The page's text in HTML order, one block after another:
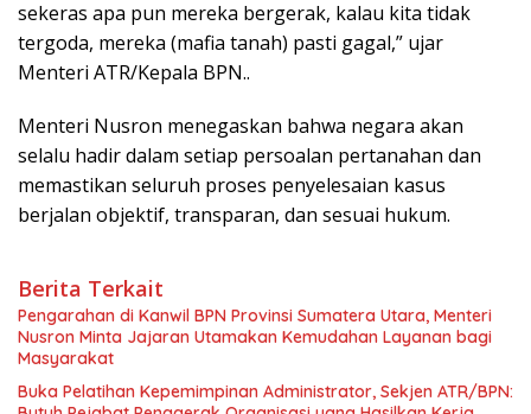
sekeras apa pun mereka bergerak, kalau kita tidak
tergoda, mereka (mafia tanah) pasti gagal,” ujar
Menteri ATR/Kepala BPN..
Menteri Nusron menegaskan bahwa negara akan
selalu hadir dalam setiap persoalan pertanahan dan
memastikan seluruh proses penyelesaian kasus
berjalan objektif, transparan, dan sesuai hukum.
Berita Terkait
Pengarahan di Kanwil BPN Provinsi Sumatera Utara, Menteri
Nusron Minta Jajaran Utamakan Kemudahan Layanan bagi
Masyarakat
Buka Pelatihan Kepemimpinan Administrator, Sekjen ATR/BPN: